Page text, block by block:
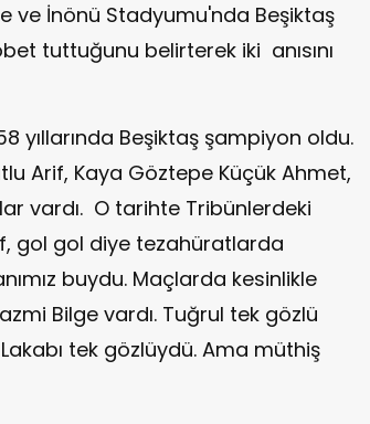
ve İnönü Stadyumu'nda Beşiktaş
tuttuğunu belirterek iki anısını
yıllarında Beşiktaş şampiyon oldu.
Arif, Kaya Göztepe Küçük Ahmet,
vardı. O tarihte Tribünlerdeki
gol gol diye tezahüratlarda
buydu. Maçlarda kesinlikle
Bilge vardı. Tuğrul tek gözlü
tek gözlüydü. Ama müthiş